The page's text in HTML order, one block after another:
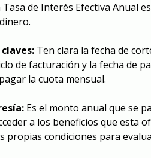
Tasa de Interés Efectiva Anual
claves: Ten clara la fecha de
de facturación y la fecha de
la cuota mensual.
Es el monto anual que se
a los beneficios que esta
propias condiciones para